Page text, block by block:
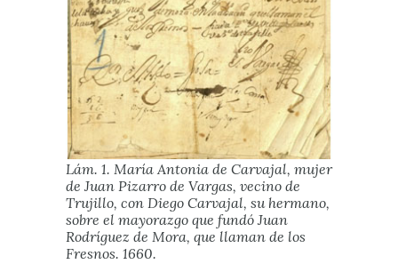
Lám. 1. María Antonia de Carvajal, mujer
de Juan Pizarro de Vargas, vecino de
Trujillo, con Diego Carvajal, su hermano,
sobre el mayorazgo que fundó Juan
Rodríguez de Mora, que llaman de los
Fresnos. 1660.